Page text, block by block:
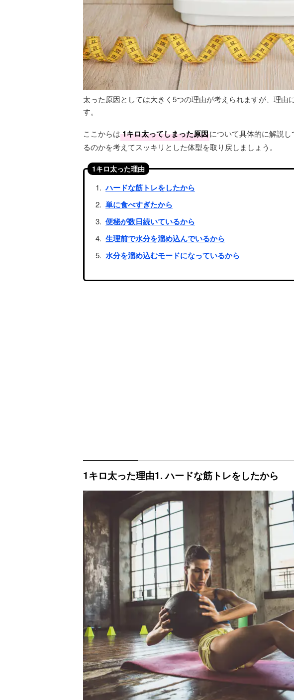
太った原因としては大きく5つの理由が考えられますが、理由
す。
ここからは 1キロ太ってしまった原因について具体的に解説
るのかを考えてスッキリとした体型を取り戻しましょう。
1キロ太った理由
ハードな筋トレをしたから
単に食べすぎたから
便秘が数日続いているから
生理前で水分を溜め込んでいるから
水分を溜め込むモードになっているから
1キロ太った理由1. ハードな筋トレをしたから